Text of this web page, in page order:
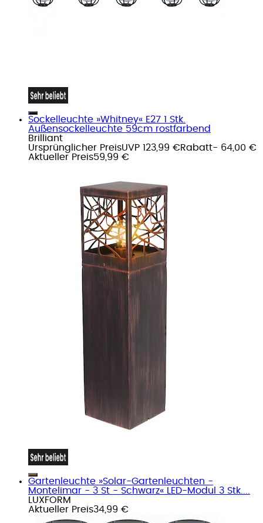
Sockelleuchte »Whitney« E27 1 Stk.
Außensockelleuchte 59cm rostfarbend
Brilliant
Ursprünglicher PreisUVP 123,99 €Rabatt- 64,00 €
Aktueller Preis59,99 €
Gartenleuchte »Solar-Gartenleuchten -
Montelimar - 3 St - Schwarz« LED-Modul 3 Stk....
LUXFORM
Aktueller Preis34,99 €